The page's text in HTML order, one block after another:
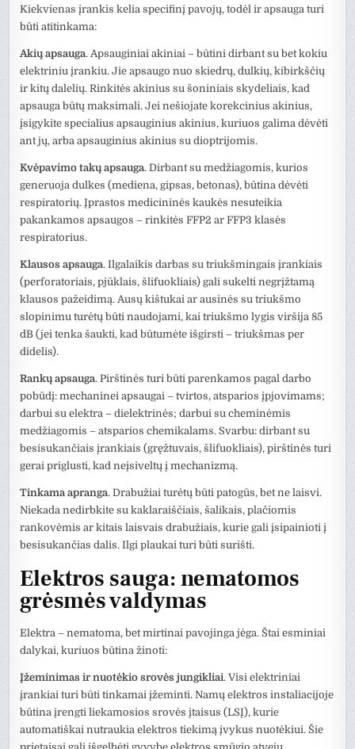
Kiekvienas įrankis kelia specifinį pavojų, todėl ir apsauga turi
būti atitinkama:
Akių apsauga. Apsauginiai akiniai – būtini dirbant su bet kokiu
elektriniu įrankiu. Jie apsaugo nuo skiedrų, dulkių, kibirkščių
ir kitų dalelių. Rinkitės akinius su šoniniais skydeliais, kad
apsauga būtų maksimali. Jei nešiojate korekcinius akinius,
įsigykite specialius apsauginius akinius, kuriuos galima dėvėti
ant jų, arba apsauginius akinius su dioptrijomis.
Kvėpavimo takų apsauga. Dirbant su medžiagomis, kurios
generuoja dulkes (mediena, gipsas, betonas), būtina dėvėti
respiratorių. Įprastos medicininės kaukės nesuteikia
pakankamos apsaugos – rinkitės FFP2 ar FFP3 klasės
respiratorius.
Klausos apsauga. Ilgalaikis darbas su triukšmingais įrankiais
(perforatoriais, pjūklais, šlifuokliais) gali sukelti negrįžtamą
klausos pažeidimą. Ausų kištukai ar ausinės su triukšmo
slopinimu turėtų būti naudojami, kai triukšmo lygis viršija 85
dB (jei tenka šaukti, kad būtumėte išgirsti – triukšmas per
didelis).
Rankų apsauga. Pirštinės turi būti parenkamos pagal darbo
pobūdį: mechaninei apsaugai – tvirtos, atsparios įpjovimams;
darbui su elektra – dielektrinės; darbui su cheminėmis
medžiagomis – atsparios chemikalams. Svarbu: dirbant su
besisukančiais įrankiais (gręžtuvais, šlifuokliais), pirštinės turi
gerai priglusti, kad neįsiveltų į mechanizmą.
Tinkama apranga. Drabužiai turėtų būti patogūs, bet ne laisvi.
Niekada nedirbkite su kaklaraiščiais, šalikais, plačiomis
rankovėmis ar kitais laisvais drabužiais, kurie gali įsipainioti į
besisukančias dalis. Ilgi plaukai turi būti surišti.
Elektros sauga: nematomos
grėsmės valdymas
Elektra – nematoma, bet mirtinai pavojinga jėga. Štai esminiai
dalykai, kuriuos būtina žinoti:
Įžeminimas ir nuotėkio srovės jungikliai. Visi elektriniai
įrankiai turi būti tinkamai įžeminti. Namų elektros instaliacijoje
būtina įrengti liekamosios srovės įtaisus (LSĮ), kurie
automatiškai nutraukia elektros tiekimą įvykus nuotėkiui. Šie